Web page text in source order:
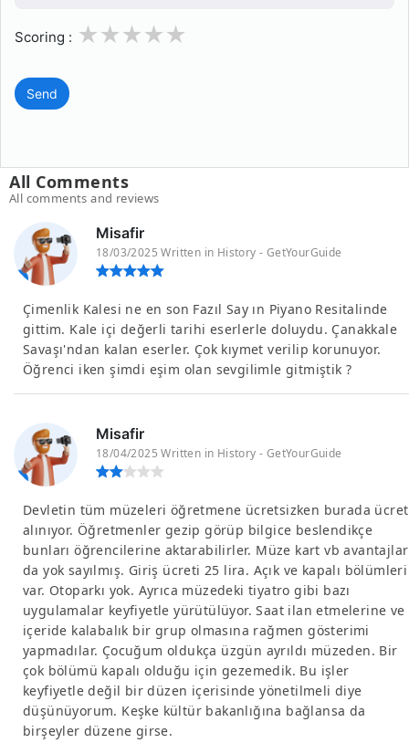
Scoring : 3
2
1
Send
All Comments
All comments and reviews
Misafir
18/03/2025 Written in History - GetYourGuide
Çimenlik Kalesi ne en son Fazıl Say ın Piyano Resitalinde
gittim. Kale içi değerli tarihi eserlerle doluydu. Çanakkale
Savaşı'ndan kalan eserler. Çok kıymet verilip korunuyor.
Öğrenci iken şimdi eşim olan sevgilimle gitmiştik ?
Misafir
18/04/2025 Written in History - GetYourGuide
Devletin tüm müzeleri öğretmene ücretsizken burada ücret
alınıyor. Öğretmenler gezip görüp bilgice beslendikçe
bunları öğrencilerine aktarabilirler. Müze kart vb avantajlar
da yok sayılmış. Giriş ücreti 25 lira. Açık ve kapalı bölümleri
var. Otoparkı yok. Ayrıca müzedeki tiyatro gibi bazı
uygulamalar keyfiyetle yürütülüyor. Saat ilan etmelerine ve
içeride kalabalık bir grup olmasına rağmen gösterimi
yapmadılar. Çocuğum oldukça üzgün ayrıldı müzeden. Bir
çok bölümü kapalı olduğu için gezemedik. Bu işler
keyfiyetle değil bir düzen içerisinde yönetilmeli diye
düşünüyorum. Keşke kültür bakanlığına bağlansa da
birşeyler düzene girse.